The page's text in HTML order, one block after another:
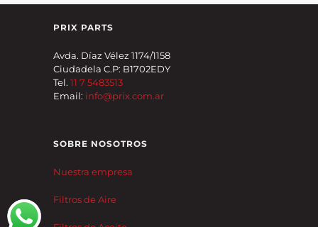
PRIX PARTS
Avda. Díaz Vélez 1174/1158
Ciudadela C.P: B1702EDY
Tel. 11 7 5483513
Email: info@prix.com.ar
SOBRE NOSOTROS
Nuestra empresa
Filtros de Aire